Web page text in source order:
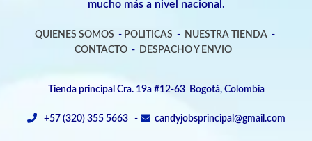
mucho más a nivel nacional.
QUIENES SOMOS - POLITICAS - NUESTRA TIENDA -
CONTACTO- DESPACHO Y ENVIO
Tienda principal Cra. 19a #12-63 Bogotá, Colombia
+57 (320) 355 5663 - candyjobsprincipal@gmail.com